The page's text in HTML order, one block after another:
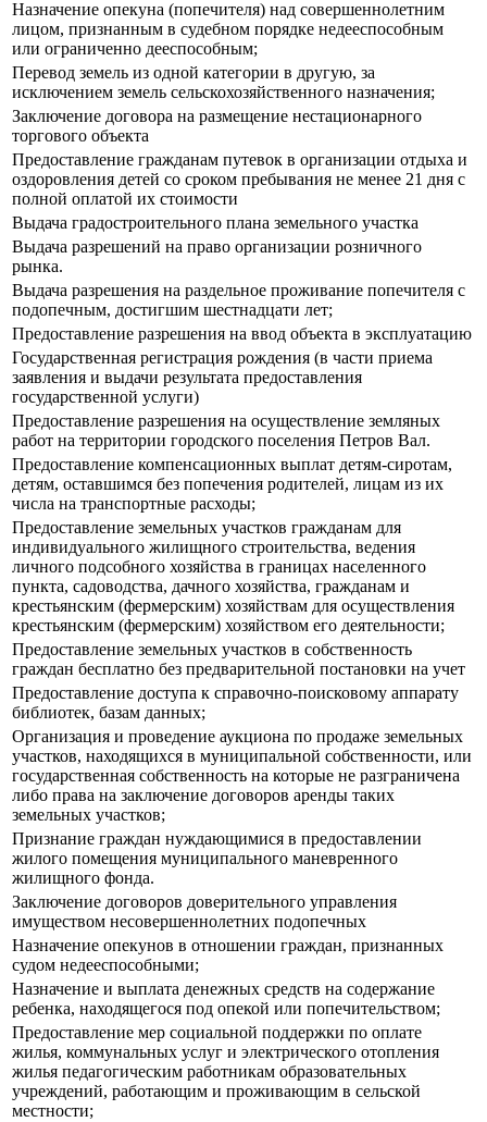
Назначение опекуна (попечителя) над совершеннолетним
лицом, признанным в судебном порядке недееспособным
или ограниченно дееспособным;
Перевод земель из одной категории в другую, за
исключением земель сельскохозяйственного назначения;
Заключение договора на размещение нестационарного
торгового объекта
Предоставление гражданам путевок в организации отдыха и
оздоровления детей со сроком пребывания не менее 21 дня с
полной оплатой их стоимости
Выдача градостроительного плана земельного участка
Выдача разрешений на право организации розничного
рынка.
Выдача разрешения на раздельное проживание попечителя с
подопечным, достигшим шестнадцати лет;
Предоставление разрешения на ввод объекта в эксплуатацию
Государственная регистрация рождения (в части приема
заявления и выдачи результата предоставления
государственной услуги)
Предоставление разрешения на осуществление земляных
работ на территории городского поселения Петров Вал.
Предоставление компенсационных выплат детям-сиротам,
детям, оставшимся без попечения родителей, лицам из их
числа на транспортные расходы;
Предоставление земельных участков гражданам для
индивидуального жилищного строительства, ведения
личного подсобного хозяйства в границах населенного
пункта, садоводства, дачного хозяйства, гражданам и
крестьянским (фермерским) хозяйствам для осуществления
крестьянским (фермерским) хозяйством его деятельности;
Предоставление земельных участков в собственность
граждан бесплатно без предварительной постановки на учет
Предоставление доступа к справочно-поисковому аппарату
библиотек, базам данных;
Организация и проведение аукциона по продаже земельных
участков, находящихся в муниципальной собственности, или
государственная собственность на которые не разграничена
либо права на заключение договоров аренды таких
земельных участков;
Признание граждан нуждающимися в предоставлении
жилого помещения муниципального маневренного
жилищного фонда.
Заключение договоров доверительного управления
имуществом несовершеннолетних подопечных
Назначение опекунов в отношении граждан, признанных
судом недееспособными;
Назначение и выплата денежных средств на содержание
ребенка, находящегося под опекой или попечительством;
Предоставление мер социальной поддержки по оплате
жилья, коммунальных услуг и электрического отопления
жилья педагогическим работникам образовательных
учреждений, работающим и проживающим в сельской
местности;